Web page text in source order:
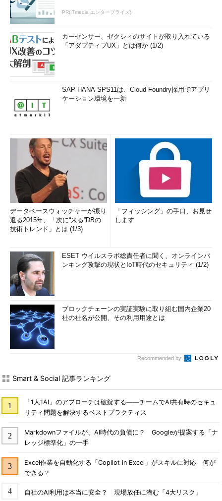
PR(ITmedia エンタープライズ)
カーセンサー、ゼクシィのサイトが取り入れている
「アダプティブUX」とは何か (1/2)
SAP HANA SPS11は、Cloud Foundry採用でアプリ
ケーション環境を一新
データベースウォッチャーが振り
返る2015年、「次に“来る”DBの
技術トレンド」とは (1/3)
「フィッシング」の手口、お見せ
します
ESET ウイルスラボ総責任者に聞く、オンラインバ
ンキング攻撃の現状とIoT時代のセキュリティ (1/2)
ブロックチェーンの実証実験に取り組む国内企業20
社の社名が公開、その利用用途とは
Recommended by
Smart & Social 記事ランキング
「1人1AI」のアプローチは破綻する――チームでAI共有時のセキュ
リティ問題を解決するベストプラクティス
Markdownファイルが、AI時代の負債に？ Googleが提案する「ナ
レッジ標準化」の一手
Excel作業を自動化する「Copilot in Excel」がスキルに対応 何が
できる？
自社のAI利用は本当に安全？ 現場放任に潜む「4大リスク」